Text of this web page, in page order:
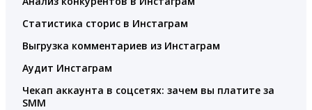
Статистика сторис в Инстаграм
Выгрузка комментариев из Инстаграм
Аудит Инстаграм
Чекап аккаунта в соцсетях: зачем вы платите за
SMM